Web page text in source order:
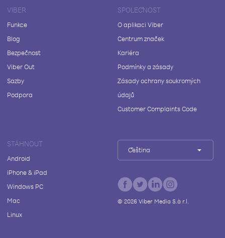
VIBER
Funkce
Blog
Bezpečnost
Viber Out
Sazby
Podpora
SPOLEČNOST
O aplikaci Viber
Centrum značek
Kariéra
Podmínky a zásady
Zásady ochrany soukromých
údajů
Customer Complaints Code
STÁHNOUT
Android
iPhone & iPad
Windows PC
Mac
Linux
Čeština
© 2026Viber Media S.à r.l.